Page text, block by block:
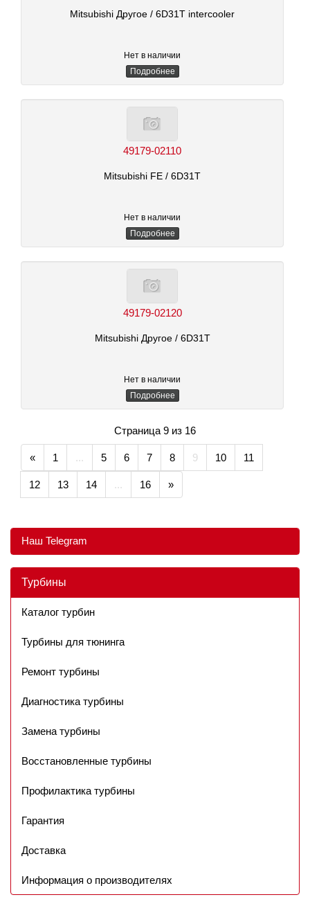
Mitsubishi Другое/ 6D31T intercooler
Нет в наличии
Подробнее
49179-02110
Mitsubishi FE/ 6D31T
Нет в наличии
Подробнее
49179-02120
Mitsubishi Другое / 6D31T
Нет в наличии
Подробнее
Страница 9 из 16
« 1 ... 5 6 7 8 9 10 11
12 13 14 ... 16 »
Наш Telegram
Турбины
Каталог турбин
Турбины для тюнинга
Ремонт турбины
Диагностика турбины
Замена турбины
Восстановленные турбины
Профилактика турбины
Гарантия
Доставка
Информация о производителях